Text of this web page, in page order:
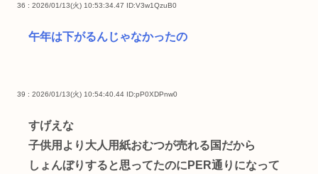
36 : 2026/01/13(火) 10:53:34.47 ID:V3w1QzuB0
午年は下がるんじゃなかったの
39 : 2026/01/13(火) 10:54:40.44 ID:pP0XDPnw0
すげえな
子供用より大人用紙おむつが売れる国だから
しょんぼりすると思ってたのにPER通りになって